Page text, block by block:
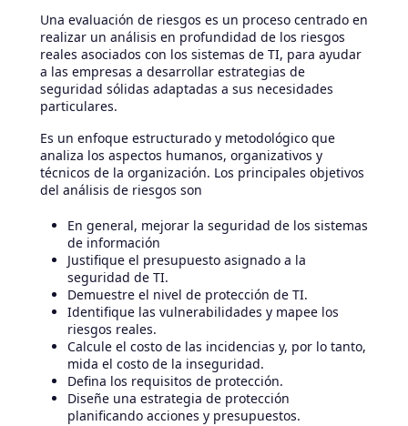
Una evaluación de riesgos es un proceso centrado en
realizar un análisis en profundidad de los riesgos
reales asociados con los sistemas de TI, para ayudar
a las empresas a desarrollar estrategias de
seguridad sólidas adaptadas a sus necesidades
particulares.
Es un enfoque estructurado y metodológico que
analiza los aspectos humanos, organizativos y
técnicos de la organización. Los principales objetivos
del análisis de riesgos son
En general, mejorar la seguridad de los sistemas
de información
Justifique el presupuesto asignado a la
seguridad de TI.
Demuestre el nivel de protección de TI.
Identifique las vulnerabilidades y mapee los
riesgos reales.
Calcule el costo de las incidencias y, por lo tanto,
mida el costo de la inseguridad.
Defina los requisitos de protección.
Diseñe una estrategia de protección
planificando acciones y presupuestos.